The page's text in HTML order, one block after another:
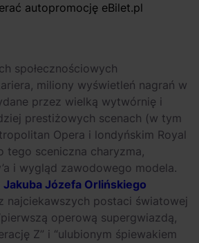
OFF Festival 2026 –
autopromocję eBilet.pl
społecznościowych
miliony wyświetleń nagrań w
przez wielką wytwórnię i
prestiżowych scenach (w tym
Opera i londyńskim Royal
tego sceniczna charyzma,
i wygląd zawodowego modela.
Jakuba Józefa Orlińskiego
najciekawszych postaci światowej
operową supergwiazdą,
Z” i “ulubionym śpiewakiem